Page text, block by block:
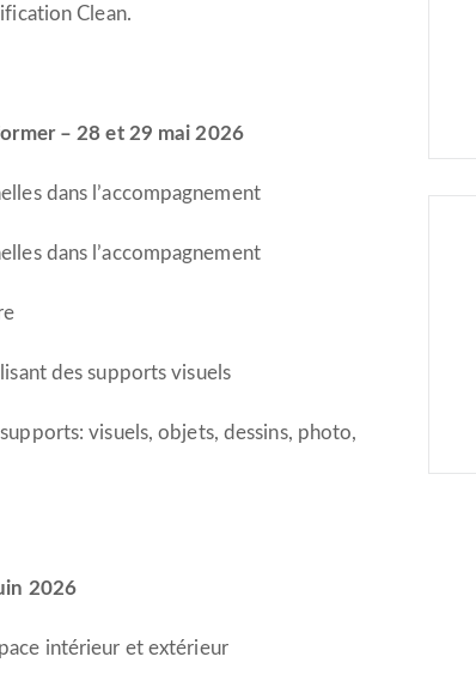
Clean.
– 28 et 29 mai 2026
dans l’accompagnement
dans l’accompagnement
des supports visuels
visuels, objets, dessins, photo,
2026
intérieur et extérieur